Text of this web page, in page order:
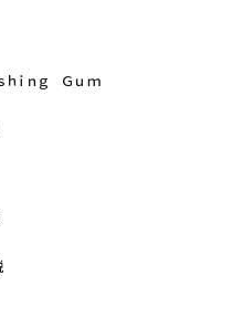
ｈｉｎｇ Ｇｕｍ